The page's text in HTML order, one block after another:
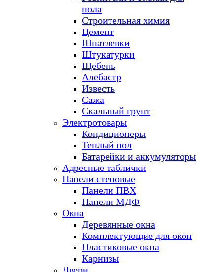
пола
Строительная химия
Цемент
Шпатлевки
Штукатурки
Щебень
Алебастр
Известь
Сажа
Скальный грунт
Электротовары
Кондиционеры
Теплый пол
Батарейки и аккумуляторы
Адресные таблички
Панели стеновые
Панели ПВХ
Панели МДФ
Окна
Деревянные окна
Комплектующие для окон
Пластиковые окна
Карнизы
Двери